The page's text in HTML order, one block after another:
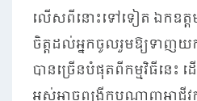
លើសពីនោះទៅទៀត ឯកឧត្
ចិត្តដល់អ្នកចូលរួមឱ្យទាញ
បានច្រើនបំផុតពីកម្មវិធីនេះ ដ
អស់អាចពង្រីកបណ្តាញអាជីវក